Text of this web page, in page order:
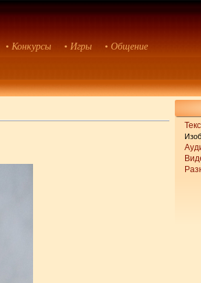
• Конкурсы • Игры • Общение